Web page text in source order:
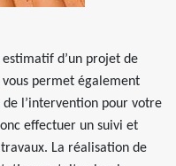
d’un projet de
permet également
de l’intervention pour votre
effectuer un suivi et
La réalisation de